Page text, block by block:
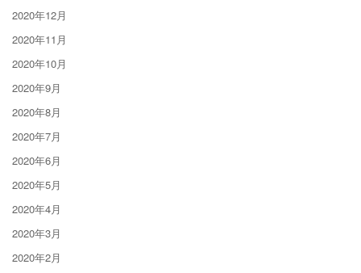
2020年12月
2020年11月
2020年10月
2020年9月
2020年8月
2020年7月
2020年6月
2020年5月
2020年4月
2020年3月
2020年2月